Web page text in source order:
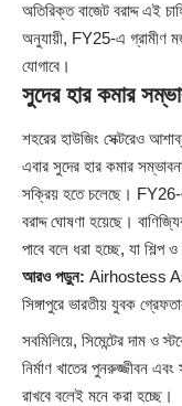
অতিরিক্ত বাজেট বরাদ্দ এই
অনুযায়ী, FY25-এ গ্রামীণ
যোগাবে।
সুদের হার কমার
শহরের হাউজিং সেক্টরেও
এবার সুদের হার কমার
সক্রিয় হতে চলেছে। FY26-
বরাদ্দ ঘোষণা হয়েছে।
পাবে বলে ধরা হচ্ছে, যা শিল্প
আরও পড়ুন: Airhostess
সিঙ্গাপুরে ভারতীয় যুবক
সবমিলিয়ে, সিমেন্টের দাম ও
নির্মাণ খাতের পুনরুজ্জীবন এবং
রাখবে বলেই মনে করা হচ্ছে।